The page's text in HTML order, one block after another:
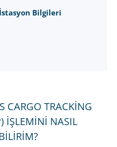
Bilgileri
CARGO TRACKING
İŞLEMINI NASIL